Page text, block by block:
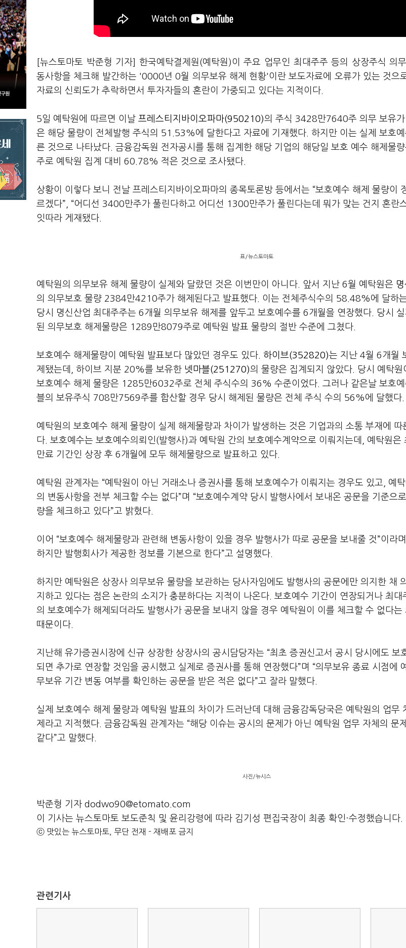
[뉴스토마토 박준형 기자] 한국예탁결제원(예탁원)이 주요 업무인 최대주주 등의 상장주식 의
동사항을 체크해 발간하는 '0000년 0월 의무보유 해제 현황'이란 보도자료에 오류가 있는 것으
자료의 신뢰도가 추락하면서 투자자들의 혼란이 가중되고 있다는 지적이다.
5일 예탁원에 따르면 이날 프레스티지바이오파마(950210)의 주식 3428만7640주 의무 보유가
은 해당 물량이 전체발행 주식의 51.53%에 달한다고 자료에 기재했다. 하지만 이는 실제 보호
른 것으로 나타났다. 금융감독원 전자공시를 통해 집계한 해당 기업의 해당일 보호 예수 해제물
주로 예탁원 집계 대비 60.78% 적은 것으로 조사됐다.
상황이 이렇다 보니 전날 프레스티지바이오파마의 종목토론방 등에서는 “보호예수 해제 물량이
르겠다”, “어디선 3400만주가 풀린다하고 어디선 1300만주가 풀린다는데 뭐가 맞는 건지 혼란
잇따라 게재됐다.
표/뉴스토마토
예탁원의 의무보유 해제 물량이 실제와 달랐던 것은 이번만이 아니다. 앞서 지난 6월 예탁원은
의 의무보호 물량 2384만4210주가 해제된다고 발표했다. 이는 전체주식수의 58.48%에 달하
당시 명신산업 최대주주는 6개월 의무보유 해제를 앞두고 보호예수를 6개월을 연장했다. 당시
된 의무보호 해제물량은 1289만8079주로 예탁원 발표 물량의 절반 수준에 그쳤다.
보호예수 해제물량이 예탁원 발표보다 많았던 경우도 있다. 하이브(352820)는 지난 4월 6개월
제됐는데, 하이브 지분 20%를 보유한 넷마블(251270)의 물량은 집계되지 않았다. 당시 예탁원
보호예수 해제 물량은 1285만6032주로 전체 주식수의 36% 수준이었다. 그러나 같은날 보호
블의 보유주식 708만7569주를 합산할 경우 당시 해제된 물량은 전체 주식 수의 56%에 달했다.
예탁원의 보호예수 해제 물량이 실제 해제물량과 차이가 발생하는 것은 기업과의 소통 부재에 따
다. 보호예수는 보호예수의뢰인(발행사)과 예탁원 간의 보호예수계약으로 이뤄지는데, 예탁원은
만료 기간인 상장 후 6개월에 모두 해제물량으로 발표하고 있다.
예탁원 관계자는 “예탁원이 아닌 거래소나 증권사를 통해 보호예수가 이뤄지는 경우도 있고, 예
의 변동사항을 전부 체크할 수는 없다”며 “보호예수계약 당시 발행사에서 보내온 공문을 기준으
량을 체크하고 있다”고 밝혔다.
이어 “보호예수 해제물량과 관련해 변동사항이 있을 경우 발행사가 따로 공문을 보내줄 것”이라
하지만 발행회사가 제공한 정보를 기본으로 한다”고 설명했다.
하지만 예탁원은 상장사 의무보유 물량을 보관하는 당사자임에도 발행사의 공문에만 의지한 채
지하고 있다는 점은 논란의 소지가 충분하다는 지적이 나온다. 보호예수 기간이 연장되거나 최대
의 보호예수가 해제되더라도 발행사가 공문을 보내지 않을 경우 예탁원이 이를 체크할 수 없다는
때문이다.
지난해 유가증권시장에 신규 상장한 상장사의 공시담당자는 “최초 증권신고서 공시 당시에도 보
되면 추가로 연장할 것임을 공시했고 실제로 증권사를 통해 연장했다”며 “의무보유 종료 시점에
무보유 기간 변동 여부를 확인하는 공문을 받은 적은 없다”고 잘라 말했다.
실제 보호예수 해제 물량과 예탁원 발표의 차이가 드러난데 대해 금융감독당국은 예탁원의 업무
제라고 지적했다. 금융감독원 관계자는 “해당 이슈는 공시의 문제가 아닌 예탁원 업무 자체의 문
같다”고 말했다.
사진/뉴시스
박준형 기자 dodwo90@etomato.com
이 기사는 뉴스토마토 보도준칙 및 윤리강령에 따라 김기성 편집국장이 최종 확인·수정했습니다.
ⓒ 맛있는 뉴스토마토, 무단 전재 - 재배포 금지
관련기사